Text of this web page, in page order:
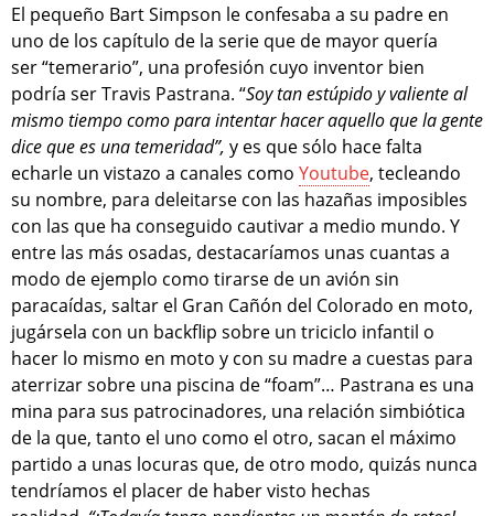
El pequeño Bart Simpson le confesaba a su padre en
uno de los capítulo de la serie que de mayor quería
ser “temerario”, una profesión cuyo inventor bien
podría ser Travis Pastrana. “Soy tan estúpido y valiente al
mismo tiempo como para intentar hacer aquello que la gente
dice que es una temeridad”, y es que sólo hace falta
echarle un vistazo a canales como Youtube, tecleando
su nombre, para deleitarse con las hazañas imposibles
con las que ha conseguido cautivar a medio mundo. Y
entre las más osadas, destacaríamos unas cuantas a
modo de ejemplo como tirarse de un avión sin
paracaídas, saltar el Gran Cañón del Colorado en moto,
jugársela con un backflip sobre un triciclo infantil o
hacer lo mismo en moto y con su madre a cuestas para
aterrizar sobre una piscina de “foam”… Pastrana es una
mina para sus patrocinadores, una relación simbiótica
de la que, tanto el uno como el otro, sacan el máximo
partido a unas locuras que, de otro modo, quizás nunca
tendríamos el placer de haber visto hechas